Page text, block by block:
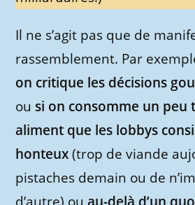
Il ne s’agit pas que de
rassemblement. Par
on critique les décisions
ou si on consomme un peu
aliment que les lobbys
honteux(trop de viande
pistaches demain ou de